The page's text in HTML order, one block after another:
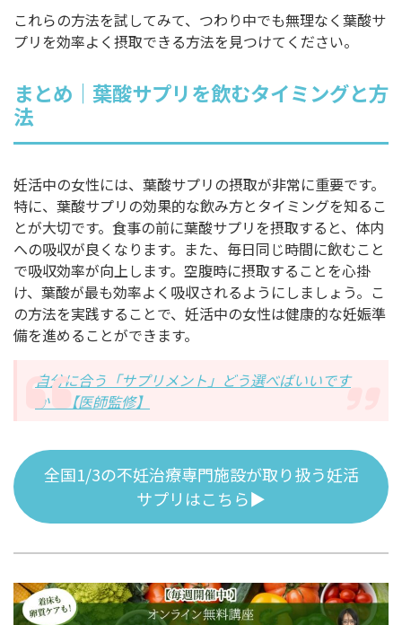
これらの方法を試してみて、つわり中でも無理なく葉酸サ
プリを効率よく摂取できる方法を見つけてください。
まとめ｜葉酸サプリを飲むタイミングと方
法
妊活中の女性には、葉酸サプリの摂取が非常に重要です。
特に、葉酸サプリの効果的な飲み方とタイミングを知るこ
とが大切です。食事の前に葉酸サプリを摂取すると、体内
への吸収が良くなります。また、毎日同じ時間に飲むこと
で吸収効率が向上します。空腹時に摂取することを心掛
け、葉酸が最も効率よく吸収されるようにしましょう。こ
の方法を実践することで、妊活中の女性は健康的な妊娠準
備を進めることができます。
自分に合う「サプリメント」どう選べばいいです
か？【医師監修】
全国1/3の不妊治療専門施設が取り扱う妊活
サプリはこちら▶